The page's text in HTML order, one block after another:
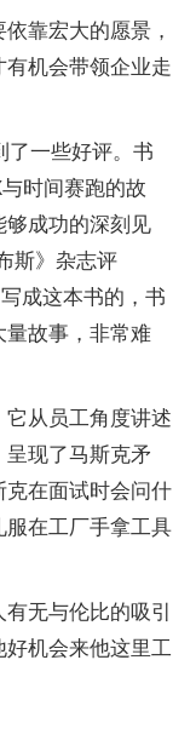
靠宏大的愿景，
机会带领企业走
了一些好评。书
时间赛跑的故
够成功的深刻见
斯》杂志评
成这本书的，书
量故事，非常难
从员工角度讲述
现了马斯克矛
克在面试时会问什
在工厂手拿工具
无与伦比的吸引
机会来他这里工